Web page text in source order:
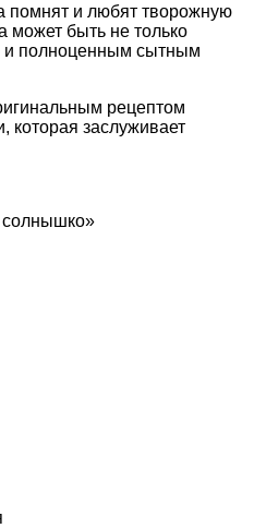
помнят и любят творожную
может быть не только
и полноценным сытным
рецептом
которая заслуживает